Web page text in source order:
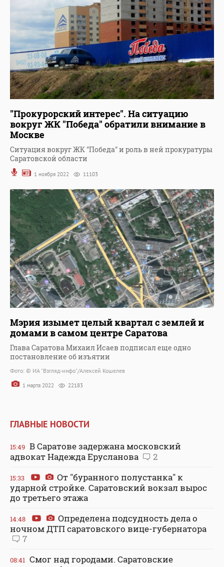
"Прокурорский интерес". На ситуацию
вокруг ЖК "Победа" обратили внимание в
Москве
Ситуация вокруг ЖК "Победа" и роль в ней прокуратуры
Саратовской области
1 ноября 2022 11103
Мэрия изымет целый квартал с землей и
домами в самом центре Саратова
Глава Саратова Михаил Исаев подписал еще одно
постановление об изъятии
Фото: © ИА "Взгляд-инфо"/Алексей Кошелев
1 марта 2022 22183
ГЛАВНЫЕ НОВОСТИ
15:49 В Саратове задержана московский
адвокат Надежда Ерусланова
2
15:33
От "буранного полустанка" к
ударной стройке. Саратовский вокзал вырос
до третьего этажа
14:48
Определена подсудность дела о
ночном ДТП саратовского вице-губернатора
7
08:41 Смог над городами. Саратовские